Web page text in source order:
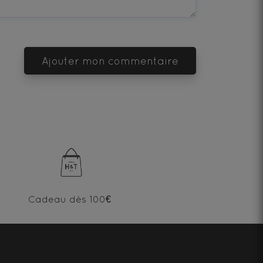
Ajouter mon commentaire
Cadeau dès 100€